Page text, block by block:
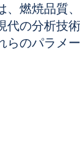
燃焼品質、
代の分析技
らのパラメ